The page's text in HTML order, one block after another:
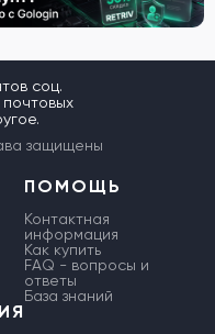
соц.
защищены
ПОМОЩЬ
Контактная
информация
Как купить
FAQ - вопросы и
ответы
База знаний